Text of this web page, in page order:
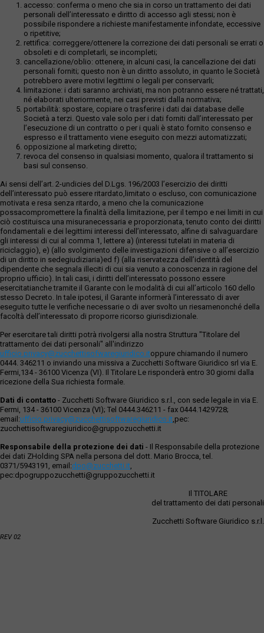
accesso: conferma o meno che sia in corso un trattamento dei dati
personali dell’interessato e diritto di accesso agli stessi; non è
possibile rispondere a richieste manifestamente infondate, eccessive
o ripetitive;
rettifica: correggere/ottenere la correzione dei dati personali se errati o
obsoleti e di completarli, se incompleti;
cancellazione/oblio: ottenere, in alcuni casi, la cancellazione dei dati
personali forniti; questo non è un diritto assoluto, in quanto le Società
potrebbero avere motivi legittimi o legali per conservarli;
limitazione: i dati saranno archiviati, ma non potranno essere né trattati,
né elaborati ulteriormente, nei casi previsti dalla normativa;
portabilità: spostare, copiare o trasferire i dati dai database delle
Società a terzi. Questo vale solo per i dati forniti dall’interessato per
l’esecuzione di un contratto o per i quali è stato fornito consenso e
espresso e il trattamento viene eseguito con mezzi automatizzati;
opposizione al marketing diretto;
revoca del consenso in qualsiasi momento, qualora il trattamento si
basi sul consenso.
Ai sensi dell’art. 2-undicies del D.Lgs. 196/2003 l’esercizio dei diritti
dell’interessato può essere ritardato,limitato o escluso, con comunicazione
motivata e resa senza ritardo, a meno che la comunicazione
possacompromettere la finalità della limitazione, per il tempo e nei limiti in cui
ciò costituisca una misuranecessaria e proporzionata, tenuto conto dei diritti
fondamentali e dei legittimi interessi dell’interessato, alfine di salvaguardare
gli interessi di cui al comma 1, lettere a) (interessi tutelati in materia di
riciclaggio), e) (allo svolgimento delle investigazioni difensive o all’esercizio
di un diritto in sedegiudiziaria)ed f) (alla riservatezza dell’identità del
dipendente che segnala illeciti di cui sia venuto a conoscenza in ragione del
proprio ufficio). In tali casi, i diritti dell’interessato possono essere
esercitatianche tramite il Garante con le modalità di cui all’articolo 160 dello
stesso Decreto. In tale ipotesi, il Garante informerà l’interessato di aver
eseguito tutte le verifiche necessarie o di aver svolto un riesamenonché della
facoltà dell’interessato di proporre ricorso giurisdizionale.
Per esercitare tali diritti potrà rivolgersi alla nostra Struttura "Titolare del
trattamento dei dati personali" all'indirizzo
ufficio.privacy@zucchettisofwaregiuridico.itoppure chiamando il numero
0444. 346211 o inviando una missiva a Zucchetti Software Giuridico srl via E.
Fermi,134 - 36100 Vicenza (VI). Il Titolare Le risponderà entro 30 giorni dalla
ricezione della Sua richiesta formale.
Dati di contatto - Zucchetti Software Giuridico s.r.l., con sede legale in via E.
Fermi, 134 - 36100 Vicenza (VI); Tel 0444.346211 - fax 0444.1429728;
email:ufficio.privacy@zucchettisoftwaregiuridico.it,pec:
zucchettisoftwaregiuridico@gruppozucchetti.it
Responsabile della protezione dei dati - Il Responsabile della protezione
dei dati ZHolding SPA nella persona del dott. Mario Brocca, tel.
0371/5943191, email:dpo@zucchetti.it,
pec:dpogruppozucchetti@gruppozucchetti.it
Il TITOLARE
del trattamento dei dati personali
Zucchetti Software Giuridico s.r.l.
REV 02